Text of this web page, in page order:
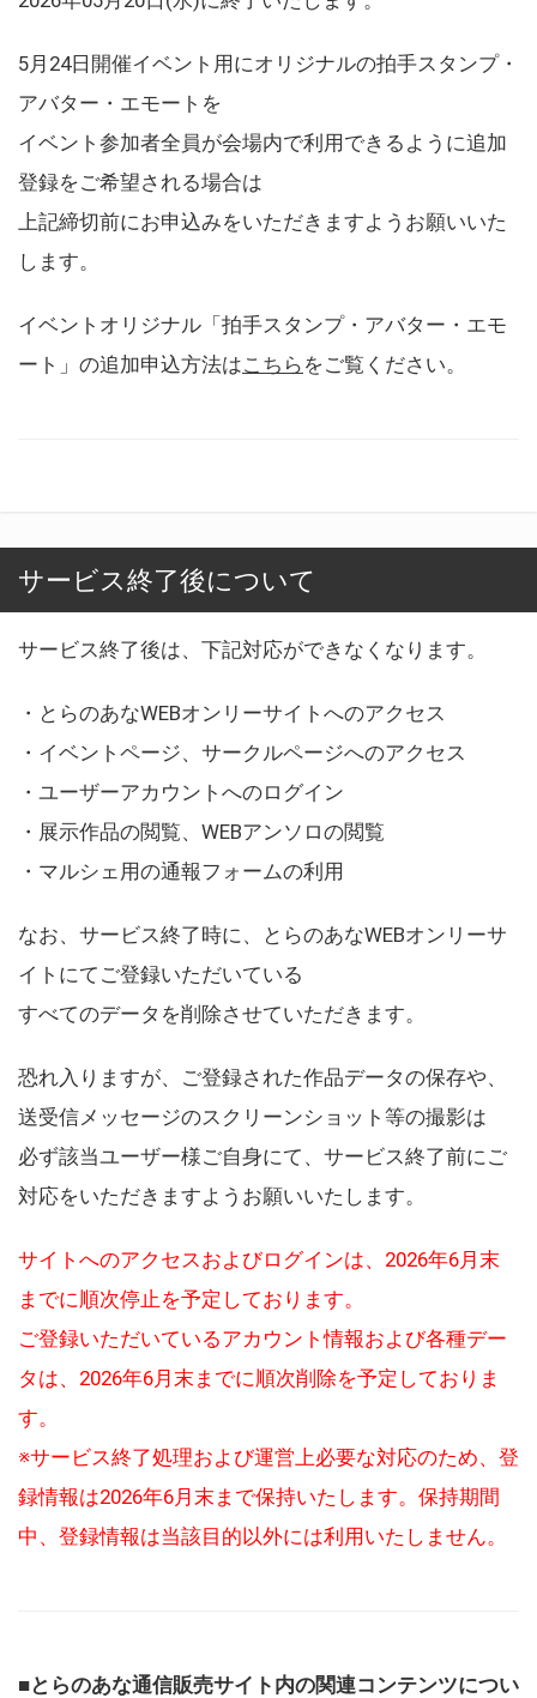
5月24日開催イベント用にオリジナルの拍手スタンプ・
アバター・エモートを
イベント参加者全員が会場内で利用できるように追加
登録をご希望される場合は
上記締切前にお申込みをいただきますようお願いいた
します。
イベントオリジナル「拍手スタンプ・アバター・エモ
ート」の追加申込方法はこちら をご覧ください。
サービス終了後について
サービス終了後は、下記対応ができなくなります。
・とらのあなWEBオンリーサイトへのアクセス
・イベントページ、サークルページへのアクセス
・ユーザーアカウントへのログイン
・展示作品の閲覧、WEBアンソロの閲覧
・マルシェ用の通報フォームの利用
なお、サービス終了時に、とらのあなWEBオンリーサ
イトにてご登録いただいている
すべてのデータを削除させていただきます。
恐れ入りますが、ご登録された作品データの保存や、
送受信メッセージのスクリーンショット等の撮影は
必ず該当ユーザー様ご自身にて、サービス終了前にご
対応をいただきますようお願いいたします。
サイトへのアクセスおよびログインは、2026年6月末
までに順次停止を予定しております。
ご登録いただいているアカウント情報および各種デー
タは、2026年6月末までに順次削除を予定しておりま
す。
※サービス終了処理および運営上必要な対応のため、登
録情報は2026年6月末まで保持いたします。保持期間
中、登録情報は当該目的以外には利用いたしません。
■とらのあな通信販売サイト内の関連コンテンツについ